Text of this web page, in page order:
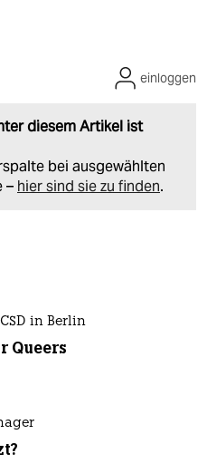
diesem Artikel ist
bei ausgewählten
– hier sind sie zu finden.
einloggen
in Berlin
Queers